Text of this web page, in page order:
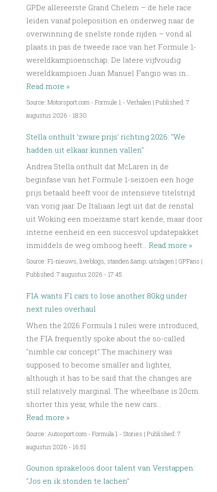
GPDe allereerste Grand Chelem – de hele race
leiden vanaf poleposition en onderweg naar de
overwinning de snelste ronde rijden – vond al
plaats in pas de tweede race van het Formule 1-
wereldkampioenschap. De latere vijfvoudig
wereldkampioen Juan Manuel Fangio was in…
Read more »
Source: Motorsport.com - Formule 1 - Verhalen | Published: 7
augustus 2026 - 18:30
Stella onthult 'zware prijs' richting 2026: "We
hadden uit elkaar kunnen vallen"
Andrea Stella onthult dat McLaren in de
beginfase van het Formule 1-seizoen een hoge
prijs betaald heeft voor de intensieve titelstrijd
van vorig jaar. De Italiaan legt uit dat de renstal
uit Woking een moeizame start kende, maar door
interne eenheid en een succesvol updatepakket
inmiddels de weg omhoog heeft… Read more »
Source: F1-nieuws, liveblogs, standen &amp; uitslagen | GPFans |
Published: 7 augustus 2026 - 17:45
FIA wants F1 cars to lose another 80kg under
next rules overhaul
When the 2026 Formula 1 rules were introduced,
the FIA frequently spoke about the so-called
"nimble car concept".The machinery was
supposed to become smaller and lighter,
although it has to be said that the changes are
still relatively marginal. The wheelbase is 20cm
shorter this year, while the new cars…
Read more »
Source: Autosport.com - Formula 1 - Stories | Published: 7
augustus 2026 - 16:51
Gounon sprakeloos door talent van Verstappen:
"Jos en ik stonden te lachen"